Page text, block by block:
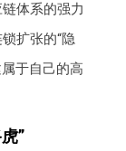
体系的强力
扩张的“隐
于自己的高
”